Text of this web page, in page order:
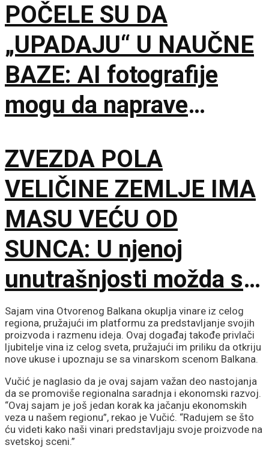
POČELE SU DA
„UPADAJU“ U NAUČNE
BAZE: AI fotografije
mogu da naprave
obične prevare
ZVEZDA POLA
VELIČINE ZEMLJE IMA
MASU VEĆU OD
SUNCA: U njenoj
unutrašnjosti možda se
krije gotovo čisti
kiseonik i neon
Sajam vina Otvorenog Balkana okuplja vinare iz celog
regiona, pružajući im platformu za predstavljanje svojih
proizvoda i razmenu ideja. Ovaj događaj takođe privlači
ljubitelje vina iz celog sveta, pružajući im priliku da otkriju
nove ukuse i upoznaju se sa vinarskom scenom Balkana.
Vučić je naglasio da je ovaj sajam važan deo nastojanja
da se promoviše regionalna saradnja i ekonomski razvoj.
“Ovaj sajam je još jedan korak ka jačanju ekonomskih
veza u našem regionu”, rekao je Vučić. “Radujem se što
ću videti kako naši vinari predstavljaju svoje proizvode na
svetskoj sceni.”